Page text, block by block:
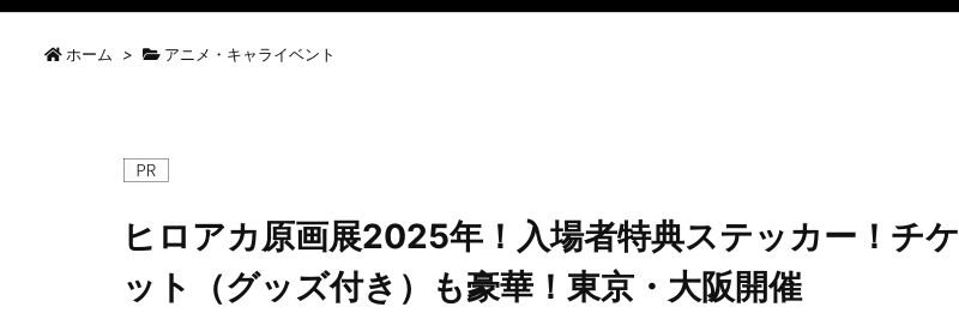
ホーム > アニメ・キャライベント
ヒロアカ原画展2025年！入場者特典ステッカー！チケ
ット（グッズ付き）も豪華！東京・大阪開催